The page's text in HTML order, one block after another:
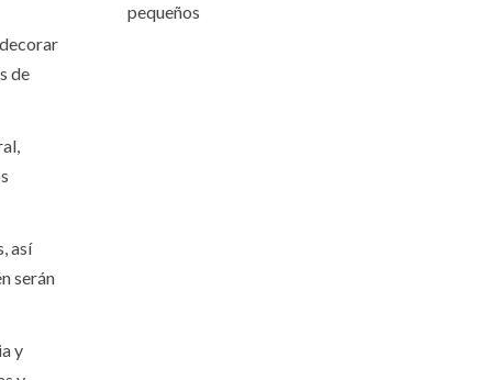
de
así
serán
y
pequeños